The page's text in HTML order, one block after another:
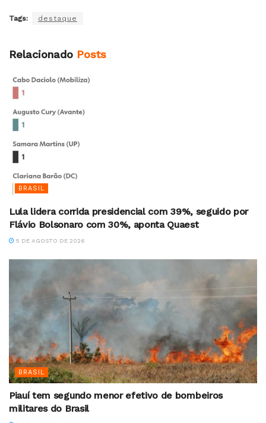
Tags: destaque
Relacionado Posts
BRASIL
Lula lidera corrida presidencial com 39%, seguido por
Flávio Bolsonaro com 30%, aponta Quaest
5 DE AGOSTO DE 2026
BRASIL
Piauí tem segundo menor efetivo de bombeiros
militares do Brasil